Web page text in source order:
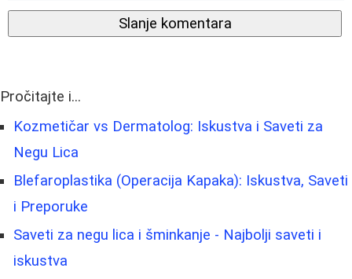
Slanje komentara
Pročitajte i...
Kozmetičar vs Dermatolog: Iskustva i Saveti za
Negu Lica
Blefaroplastika (Operacija Kapaka): Iskustva, Saveti
i Preporuke
Saveti za negu lica i šminkanje - Najbolji saveti i
iskustva